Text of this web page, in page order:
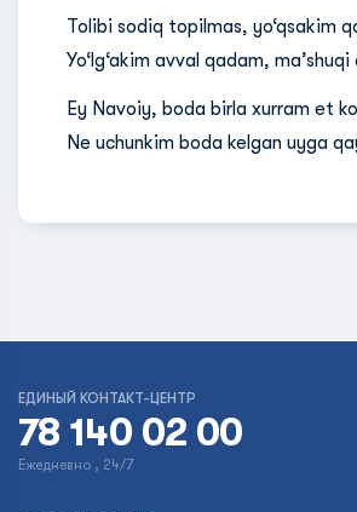
Tolibi sodiq topilmas, yo‘qsakim
Yo‘lg‘akim avval qadam, ma’shuqi
Ey Navoiy, boda birla xurram et
Ne uchunkim boda kelgan uyga
ЕДИНЫЙ КОНТАКТ-ЦЕНТР
78 140 02 00
Ежедневно , 24/7